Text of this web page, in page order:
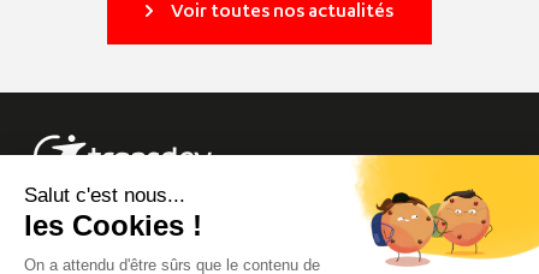
Voir toutes nos actualités
Site Groupe